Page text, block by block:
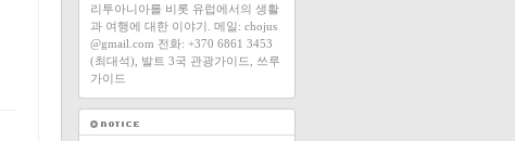
리투아니아를 비롯 유럽에서의 생활
과 여행에 대한 이야기. 메일: chojus
@gmail.com 전화: +370 6861 3453
(최대석), 발트 3국 관광가이드, 쓰루
가이드